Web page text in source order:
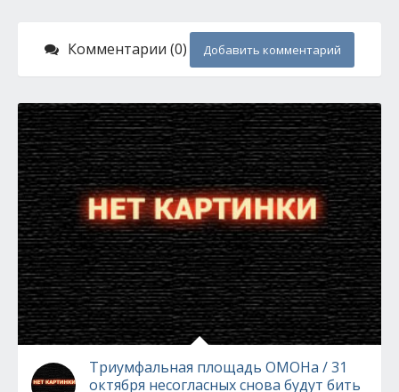
Комментарии (0) Добавить комментарий
Триумфальная площадь ОМОНа / 31
октября несогласных снова будут бить